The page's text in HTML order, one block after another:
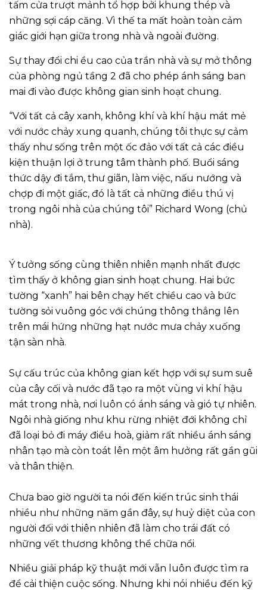
tấm cửa trượt mảnh tổ hợp bởi khung thép và
những sợi cáp căng. Vì thế ta mất hoàn toàn cảm
giác giới hạn giữa trong nhà và ngoài đường.
Sự thay đổi chi ều cao của trần nhà và sự mở thông
của phòng ngủ tầng 2 đã cho phép ánh sáng ban
mai đi vào được không gian sinh hoạt chung.
“Với tất cả cây xanh, không khí và khí hậu mát mẻ
với nước chảy xung quanh, chúng tôi thực sự cảm
thấy như sống trên một ốc đảo với tất cả các điều
kiện thuận lợi ở trung tâm thành phố. Buổi sáng
thức dậy đi tắm, thư giãn, làm việc, nấu nướng và
chợp đi một giấc, đó là tất cả những điều thú vị
trong ngôi nhà của chúng tôi” Richard Wong (chủ
nhà).
Ý tưởng sống cùng thiên nhiên mạnh nhất được
tìm thấy ở không gian sinh hoạt chung. Hai bức
tường “xanh” hai bên chạy hết chiều cao và bức
tường sỏi vuông góc với chúng thông thẳng lên
trên mái hứng những hạt nước mưa chảy xuống
tận sàn nhà.
Sự cấu trúc của không gian kết hợp với sự sum suê
của cây cối và nước đã tạo ra một vùng vi khí hậu
mát trong nhà, nơi luôn có ánh sáng và gió tự nhiên.
Ngôi nhà giống như khu rừng nhiệt đới không chỉ
đã loại bỏ đi máy điều hoà, giảm rất nhiều ánh sáng
nhân tạo mà còn toát lên một âm hưởng rất gần gũi
và thân thiện.
Chưa bao giờ người ta nói đến kiến trúc sinh thái
nhiều như những năm gần đây, sự huỷ diệt của con
người đối với thiên nhiên đã làm cho trái đất có
những vết thương không thể chữa nổi.
Nhiều giải pháp kỹ thuật mới vẫn luôn được tìm ra
để cải thiện cuộc sống. Nhưng khi nói nhiều đến kỹ